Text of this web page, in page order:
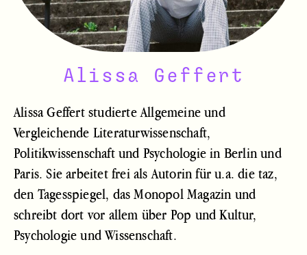
Alissa Geffert
Alissa Geffert studierte Allgemeine und
Vergleichende Literaturwissenschaft,
Politikwissenschaft und Psychologie in Berlin und
Paris. Sie arbeitet frei als Autorin für u.a. die taz,
den Tagesspiegel, das Monopol Magazin und
schreibt dort vor allem über Pop und Kultur,
Psychologie und Wissenschaft.